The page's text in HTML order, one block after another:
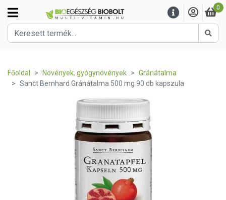
0
Főoldal Növények, gyógynövények
Gránátalma
Sanct Bernhard Gránátalma 500 mg 90 db kapszula